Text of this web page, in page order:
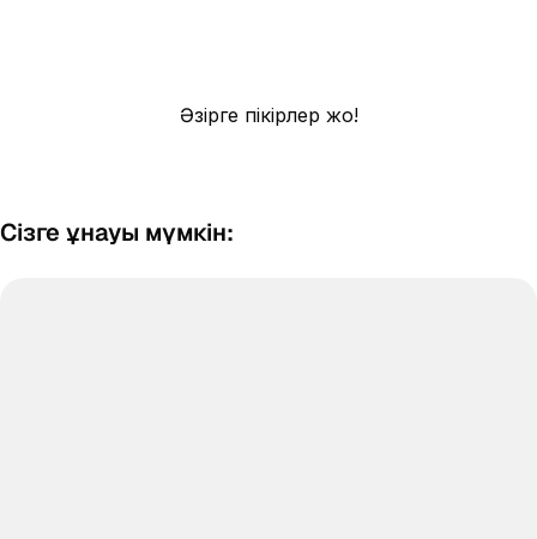
Әзірге пікірлер жоқ!
Сізге ұнауы мүмкін: